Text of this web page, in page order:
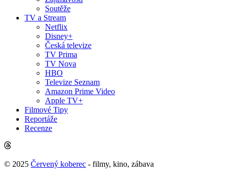
Soutěže
TV a Stream
Netflix
Disney+
Česká televize
TV Prima
TV Nova
HBO
Televize Seznam
Amazon Prime Video
Apple TV+
Filmové Tipy
Reportáže
Recenze
© 2025 Červený koberec - filmy, kino, zábava